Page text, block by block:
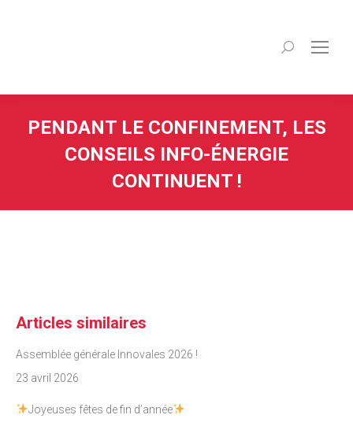
Recherche
PENDANT LE CONFINEMENT, LES
CONSEILS INFO-ÉNERGIE
CONTINUENT !
Articles similaires
Assemblée générale Innovales 2026 !
23 avril 2026
Joyeuses fêtes de fin d’année